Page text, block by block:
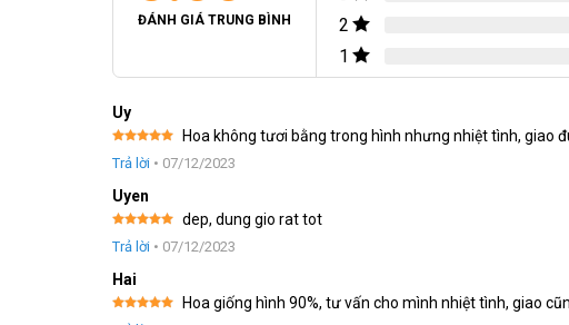
ĐÁNH GIÁ TRUNG BÌNH
2
1
Uy
Được xếp
hạng5 5
Hoa không tươi bằng trong hình nhưng nhiệt tình, giao
Trả lời • 07/12/2023
Uyen
Được xếp
hạng5 5
dep, dung gio rat tot
Trả lời • 07/12/2023
Hai
Được xếp
Hoa giống hình 90%, tư vấn cho mình nhiệt tình, giao